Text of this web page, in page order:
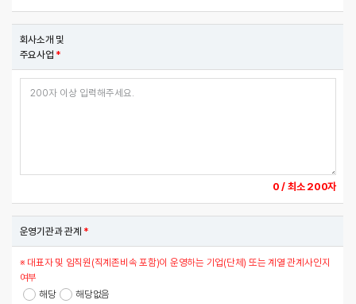
회사소개 및
주요사업 *
0 / 최소 200자
운영기관과 관계 *
※ 대표자 및 임직원(직계존비속 포함)이 운영하는 기업(단체) 또는 계열 관계사인지
여부
해당
해당없음